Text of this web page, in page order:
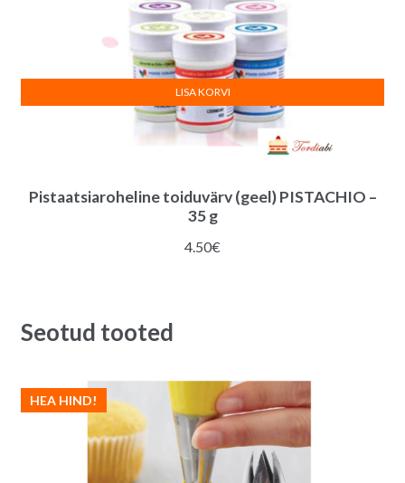
Pistaatsiaroheline toiduvärv (geel) PISTACHIO –
35 g
4.50€
LISA KORVI
Seotud tooted
HEA HIND!